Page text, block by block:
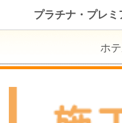
プラチナ・プレミ
ホ